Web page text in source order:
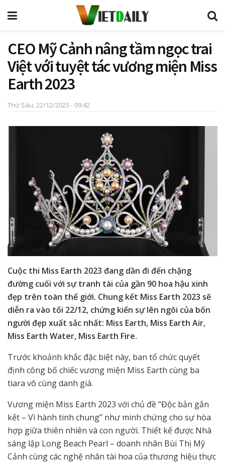
CEO Mỹ Cảnh nâng tầm ngọc trai
Việt với tuyệt tác vương miện Miss
Earth 2023
Thứ Sáu, 22/12/2023 - 09:42
Cuộc thi Miss Earth 2023 đang dần đi đến chặng
đường cuối với sự tranh tài của gần 90 hoa hậu xinh
đẹp trên toàn thế giới. Chung kết Miss Earth 2023 sẽ
diễn ra vào tối 22/12, chứng kiến sự lên ngôi của bốn
người đẹp xuất sắc nhất: Miss Earth, Miss Earth Air,
Miss Earth Water, Miss Earth Fire.
Trước khoảnh khắc đặc biệt này, ban tổ chức quyết
định công bố chiếc vương miện Miss Earth cùng ba
tiara vô cùng danh giá.
Vương miện Miss Earth 2023 với chủ đề “Độc bản gắn
kết – Vì hành tinh chung” như minh chứng cho sự hòa
hợp giữa thiên nhiên và con người. Thiết kế được Nhà
sáng lập Long Beach Pearl – doanh nhân Bùi Thị Mỹ
Cảnh cùng các nghệ nhân tài hoa của thương hiệu thực